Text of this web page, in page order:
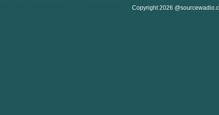
Copyright 2026